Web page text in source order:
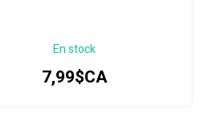
En stock
7,99$CA